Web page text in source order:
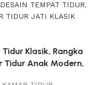
DESAIN TEMPAT TIDUR,
TIDUR JATI KLASIK
Klasik, Rangka
Tidur Anak Modern,